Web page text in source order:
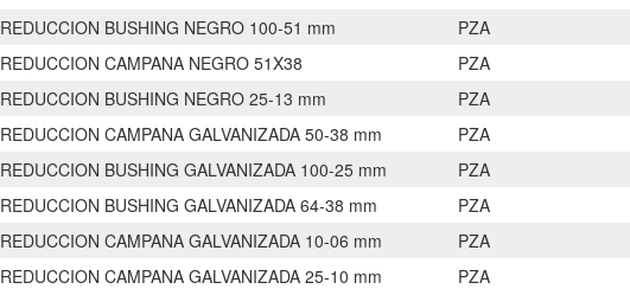
REDUCCION BUSHING NEGRO 100-51 mm PZA
REDUCCION CAMPANA NEGRO 51X38 PZA
REDUCCION BUSHING NEGRO 25-13 mm PZA
REDUCCION CAMPANA GALVANIZADA 50-38 mm PZA
REDUCCION BUSHING GALVANIZADA 100-25 mm PZA
REDUCCION BUSHING GALVANIZADA 64-38 mm PZA
REDUCCION CAMPANA GALVANIZADA 10-06 mm PZA
REDUCCION CAMPANA GALVANIZADA 25-10 mm PZA